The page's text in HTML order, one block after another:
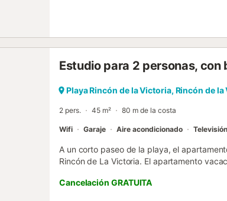
terraza. Vista muy bonita al mar. El
cuenta: adecuado para familias. Sin
Estudio para 2 personas,
Playa Rincón de la Victoria, Rincón de
2 pers. 45 m² 80 m de la costa
Wifi Garaje Aire acondicionado Televisión
A un corto paseo de la playa, el
Rincón de La Victoria. El apartamento
incluyen Wi-Fi (apto para videollamadas),
trona disponibles bajo petición. El
Cancelación GRATUITA